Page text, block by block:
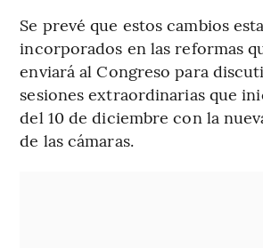
Se prevé que estos cambios
incorporados en las reformas
enviará al Congreso para
sesiones extraordinarias que
del 10 de diciembre con la
de las cámaras.